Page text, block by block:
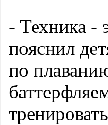
- Техника -
пояснил
по